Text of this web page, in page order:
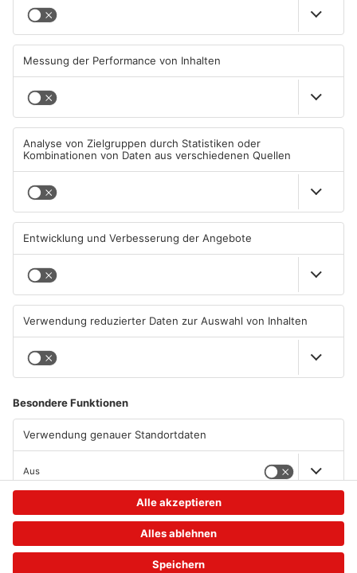
Schwimmbäder im
erhebliche Mängel auf
06.08.2026, 06:37 UHR IN
PRIMAVERALAND
Waldbrandgefahr im
06.08.2026, 06:34 UHR IN
PRIMAVERALAND